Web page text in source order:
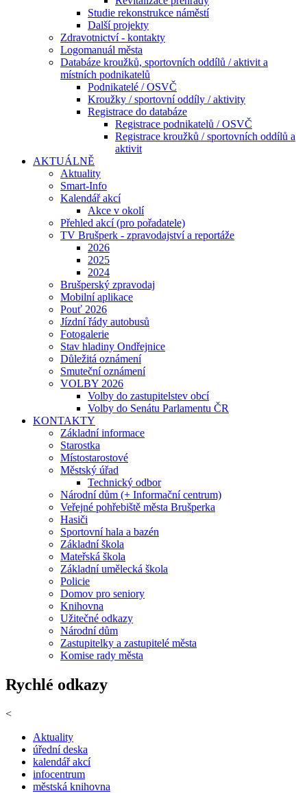
Studie rekonstrukce náměstí
Další projekty
Zdravotnictví - kontakty
Logomanuál města
Databáze kroužků, sportovních oddílů / aktivit a
místních podnikatelů
Podnikatelé / OSVČ
Kroužky / sportovní oddíly / aktivity
Registrace do databáze
Registrace podnikatelů / OSVČ
Registrace kroužků / sportovních oddílů a
aktivit
AKTUÁLNĚ
Aktuality
Smart-Info
Kalendář akcí
Akce v okolí
Přehled akcí (pro pořadatele)
TV Brušperk - zpravodajství a reportáže
2026
2025
2024
Brušperský zpravodaj
Mobilní aplikace
Pouť 2026
Jízdní řády autobusů
Fotogalerie
Stav hladiny Ondřejnice
Důležitá oznámení
Smuteční oznámení
VOLBY 2026
Volby do zastupitelstev obcí
Volby do Senátu Parlamentu ČR
KONTAKTY
Základní informace
Starostka
Místostarostové
Městský úřad
Technický odbor
Národní dům (+ Informační centrum)
Veřejné pohřebiště města Brušperka
Hasiči
Sportovní hala a bazén
Základní škola
Mateřská škola
Základní umělecká škola
Policie
Domov pro seniory
Knihovna
Užitečné odkazy
Národní dům
Zastupitelky a zastupitelé města
Komise rady města
Rychlé odkazy
<
Aktuality
úřední deska
kalendář akcí
infocentrum
městská knihovna